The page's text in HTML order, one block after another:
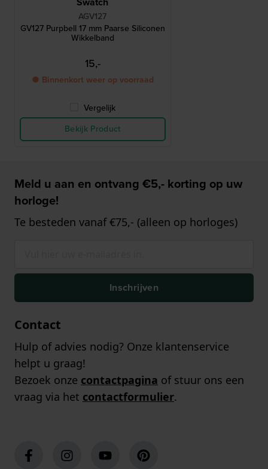
AGV127
GV127 Purpbell 17 mm Paarse Siliconen
Wikkelband
15,-
● Binnenkort weer op voorraad
Vergelijk
Bekijk Product
Meld u aan en ontvang €5,- korting op uw
horloge!
Te besteden vanaf €75,- (alleen op horloges)
Inschrijven
Contact
Hulp of advies nodig? Onze klantenservice
helpt u graag!
Bezoek onze contactpagina of stuur ons een
vraag via het contactformulier.